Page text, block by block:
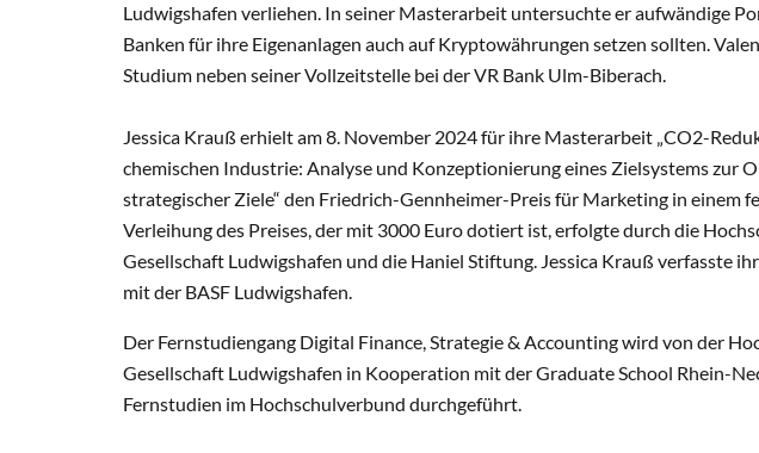
Ludwigshafen verliehen. In seiner Masterarbeit untersuchte er aufwändige
Banken für ihre Eigenanlagen auch auf Kryptowährungen setzen sollten.
Studium neben seiner Vollzeitstelle bei der VR Bank Ulm-Biberach.
Jessica Krauß erhielt am 8. November 2024 für ihre Masterarbeit „CO2-
chemischen Industrie: Analyse und Konzeptionierung eines Zielsystems zur
strategischer Ziele“ den Friedrich-Gennheimer-Preis für Marketing in einem
Verleihung des Preises, der mit 3000 Euro dotiert ist, erfolgte durch die
Gesellschaft Ludwigshafen und die Haniel Stiftung. Jessica Krauß verfasste
mit der BASF Ludwigshafen.
Der Fernstudiengang Digital Finance, Strategie & Accounting wird von der
Gesellschaft Ludwigshafen in Kooperation mit der Graduate School Rhein-
Fernstudien im Hochschulverbund durchgeführt.